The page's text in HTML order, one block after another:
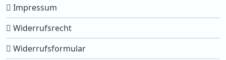
Impressum
Widerrufsrecht
Widerrufsformular